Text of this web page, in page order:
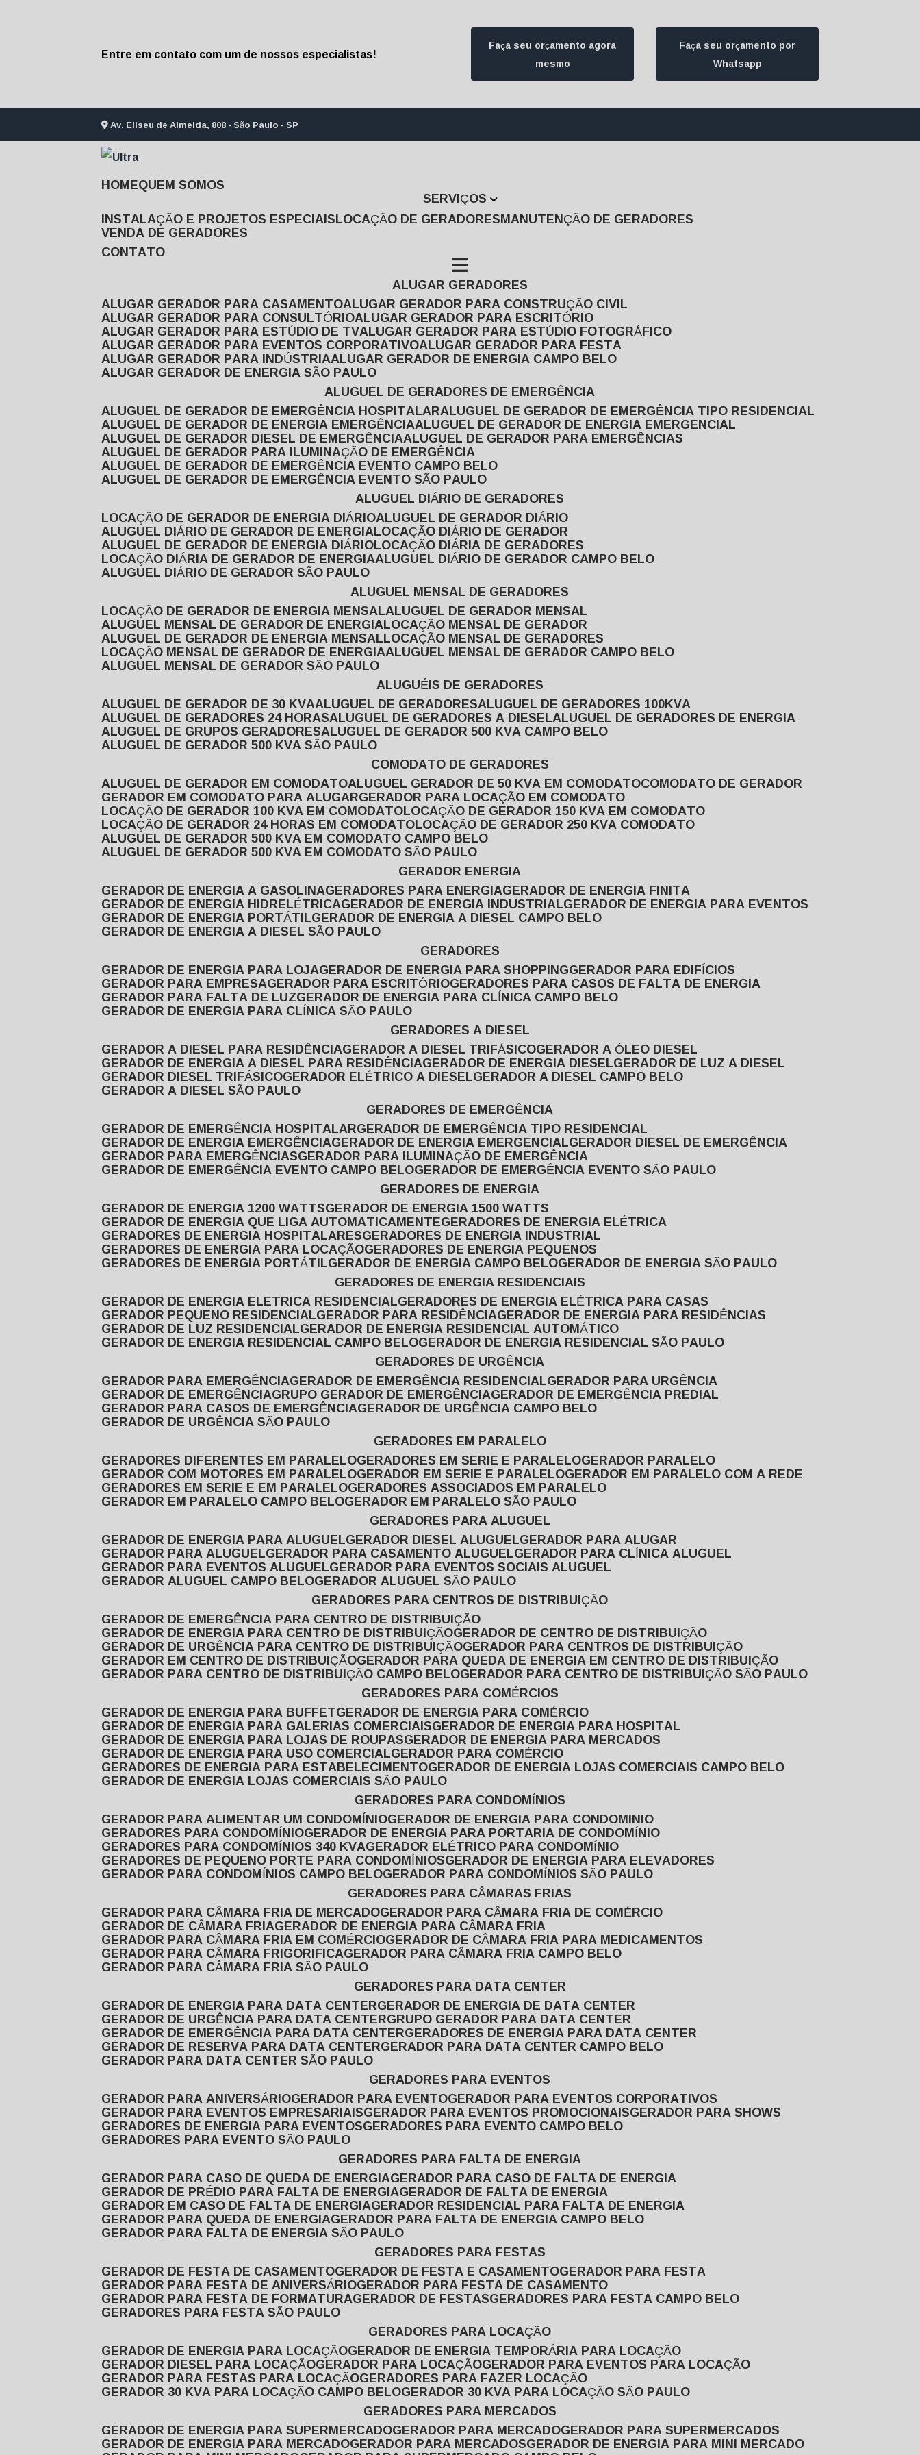
Entre em contato com um de nossos especialistas!
Faça seu orçamento agora
mesmo
Faça seu orçamento por
Whatsapp
Av. Eliseu de Almeida, 808 - São Paulo - SP
HOME QUEM SOMOS
SERVIÇOS
INSTALAÇÃO E PROJETOS ESPECIAIS LOCAÇÃO DE GERADORES MANUTENÇÃO DE GERADORES
VENDA DE GERADORES
CONTATO
ALUGAR GERADORES
ALUGAR GERADOR PARA CASAMENTO ALUGAR GERADOR PARA CONSTRUÇÃO CIVIL
ALUGAR GERADOR PARA CONSULTÓRIO ALUGAR GERADOR PARA ESCRITÓRIO
ALUGAR GERADOR PARA ESTÚDIO DE TV ALUGAR GERADOR PARA ESTÚDIO FOTOGRÁFICO
ALUGAR GERADOR PARA EVENTOS CORPORATIVO ALUGAR GERADOR PARA FESTA
ALUGAR GERADOR PARA INDÚSTRIA ALUGAR GERADOR DE ENERGIA CAMPO BELO
ALUGAR GERADOR DE ENERGIA SÃO PAULO
ALUGUEL DE GERADORES DE EMERGÊNCIA
ALUGUEL DE GERADOR DE EMERGÊNCIA HOSPITALAR ALUGUEL DE GERADOR DE EMERGÊNCIA TIPO RESIDENCIAL
ALUGUEL DE GERADOR DE ENERGIA EMERGÊNCIA ALUGUEL DE GERADOR DE ENERGIA EMERGENCIAL
ALUGUEL DE GERADOR DIESEL DE EMERGÊNCIA ALUGUEL DE GERADOR PARA EMERGÊNCIAS
ALUGUEL DE GERADOR PARA ILUMINAÇÃO DE EMERGÊNCIA
ALUGUEL DE GERADOR DE EMERGÊNCIA EVENTO CAMPO BELO
ALUGUEL DE GERADOR DE EMERGÊNCIA EVENTO SÃO PAULO
ALUGUEL DIÁRIO DE GERADORES
LOCAÇÃO DE GERADOR DE ENERGIA DIÁRIO ALUGUEL DE GERADOR DIÁRIO
ALUGUEL DIÁRIO DE GERADOR DE ENERGIA LOCAÇÃO DIÁRIO DE GERADOR
ALUGUEL DE GERADOR DE ENERGIA DIÁRIO LOCAÇÃO DIÁRIA DE GERADORES
LOCAÇÃO DIÁRIA DE GERADOR DE ENERGIA ALUGUEL DIÁRIO DE GERADOR CAMPO BELO
ALUGUEL DIÁRIO DE GERADOR SÃO PAULO
ALUGUEL MENSAL DE GERADORES
LOCAÇÃO DE GERADOR DE ENERGIA MENSAL ALUGUEL DE GERADOR MENSAL
ALUGUEL MENSAL DE GERADOR DE ENERGIA LOCAÇÃO MENSAL DE GERADOR
ALUGUEL DE GERADOR DE ENERGIA MENSAL LOCAÇÃO MENSAL DE GERADORES
LOCAÇÃO MENSAL DE GERADOR DE ENERGIA ALUGUEL MENSAL DE GERADOR CAMPO BELO
ALUGUEL MENSAL DE GERADOR SÃO PAULO
ALUGUÉIS DE GERADORES
ALUGUEL DE GERADOR DE 30 KVA ALUGUEL DE GERADORES ALUGUEL DE GERADORES 100KVA
ALUGUEL DE GERADORES 24 HORAS ALUGUEL DE GERADORES A DIESEL ALUGUEL DE GERADORES DE ENERGIA
ALUGUEL DE GRUPOS GERADORES ALUGUEL DE GERADOR 500 KVA CAMPO BELO
ALUGUEL DE GERADOR 500 KVA SÃO PAULO
COMODATO DE GERADORES
ALUGUEL DE GERADOR EM COMODATO ALUGUEL GERADOR DE 50 KVA EM COMODATO COMODATO DE GERADOR
GERADOR EM COMODATO PARA ALUGAR GERADOR PARA LOCAÇÃO EM COMODATO
LOCAÇÃO DE GERADOR 100 KVA EM COMODATO LOCAÇÃO DE GERADOR 150 KVA EM COMODATO
LOCAÇÃO DE GERADOR 24 HORAS EM COMODATO LOCAÇÃO DE GERADOR 250 KVA COMODATO
ALUGUEL DE GERADOR 500 KVA EM COMODATO CAMPO BELO
ALUGUEL DE GERADOR 500 KVA EM COMODATO SÃO PAULO
GERADOR ENERGIA
GERADOR DE ENERGIA A GASOLINA GERADORES PARA ENERGIA GERADOR DE ENERGIA FINITA
GERADOR DE ENERGIA HIDRELÉTRICA GERADOR DE ENERGIA INDUSTRIAL GERADOR DE ENERGIA PARA EVENTOS
GERADOR DE ENERGIA PORTÁTIL GERADOR DE ENERGIA A DIESEL CAMPO BELO
GERADOR DE ENERGIA A DIESEL SÃO PAULO
GERADORES
GERADOR DE ENERGIA PARA LOJA GERADOR DE ENERGIA PARA SHOPPING GERADOR PARA EDIFÍCIOS
GERADOR PARA EMPRESA GERADOR PARA ESCRITÓRIO GERADORES PARA CASOS DE FALTA DE ENERGIA
GERADOR PARA FALTA DE LUZ GERADOR DE ENERGIA PARA CLÍNICA CAMPO BELO
GERADOR DE ENERGIA PARA CLÍNICA SÃO PAULO
GERADORES A DIESEL
GERADOR A DIESEL PARA RESIDÊNCIA GERADOR A DIESEL TRIFÁSICO GERADOR A ÓLEO DIESEL
GERADOR DE ENERGIA A DIESEL PARA RESIDÊNCIA GERADOR DE ENERGIA DIESEL GERADOR DE LUZ A DIESEL
GERADOR DIESEL TRIFÁSICO GERADOR ELÉTRICO A DIESEL GERADOR A DIESEL CAMPO BELO
GERADOR A DIESEL SÃO PAULO
GERADORES DE EMERGÊNCIA
GERADOR DE EMERGÊNCIA HOSPITALAR GERADOR DE EMERGÊNCIA TIPO RESIDENCIAL
GERADOR DE ENERGIA EMERGÊNCIA GERADOR DE ENERGIA EMERGENCIAL GERADOR DIESEL DE EMERGÊNCIA
GERADOR PARA EMERGÊNCIAS GERADOR PARA ILUMINAÇÃO DE EMERGÊNCIA
GERADOR DE EMERGÊNCIA EVENTO CAMPO BELO GERADOR DE EMERGÊNCIA EVENTO SÃO PAULO
GERADORES DE ENERGIA
GERADOR DE ENERGIA 1200 WATTS GERADOR DE ENERGIA 1500 WATTS
GERADOR DE ENERGIA QUE LIGA AUTOMATICAMENTE GERADORES DE ENERGIA ELÉTRICA
GERADORES DE ENERGIA HOSPITALARES GERADORES DE ENERGIA INDUSTRIAL
GERADORES DE ENERGIA PARA LOCAÇÃO GERADORES DE ENERGIA PEQUENOS
GERADORES DE ENERGIA PORTÁTIL GERADOR DE ENERGIA CAMPO BELO GERADOR DE ENERGIA SÃO PAULO
GERADORES DE ENERGIA RESIDENCIAIS
GERADOR DE ENERGIA ELETRICA RESIDENCIAL GERADORES DE ENERGIA ELÉTRICA PARA CASAS
GERADOR PEQUENO RESIDENCIAL GERADOR PARA RESIDÊNCIA GERADOR DE ENERGIA PARA RESIDÊNCIAS
GERADOR DE LUZ RESIDENCIAL GERADOR DE ENERGIA RESIDENCIAL AUTOMÁTICO
GERADOR DE ENERGIA RESIDENCIAL CAMPO BELO GERADOR DE ENERGIA RESIDENCIAL SÃO PAULO
GERADORES DE URGÊNCIA
GERADOR PARA EMERGÊNCIA GERADOR DE EMERGÊNCIA RESIDENCIAL GERADOR PARA URGÊNCIA
GERADOR DE EMERGÊNCIA GRUPO GERADOR DE EMERGÊNCIA GERADOR DE EMERGÊNCIA PREDIAL
GERADOR PARA CASOS DE EMERGÊNCIA GERADOR DE URGÊNCIA CAMPO BELO
GERADOR DE URGÊNCIA SÃO PAULO
GERADORES EM PARALELO
GERADORES DIFERENTES EM PARALELO GERADORES EM SERIE E PARALELO GERADOR PARALELO
GERADOR COM MOTORES EM PARALELO GERADOR EM SERIE E PARALELO GERADOR EM PARALELO COM A REDE
GERADORES EM SERIE E EM PARALELO GERADORES ASSOCIADOS EM PARALELO
GERADOR EM PARALELO CAMPO BELO GERADOR EM PARALELO SÃO PAULO
GERADORES PARA ALUGUEL
GERADOR DE ENERGIA PARA ALUGUEL GERADOR DIESEL ALUGUEL GERADOR PARA ALUGAR
GERADOR PARA ALUGUEL GERADOR PARA CASAMENTO ALUGUEL GERADOR PARA CLÍNICA ALUGUEL
GERADOR PARA EVENTOS ALUGUEL GERADOR PARA EVENTOS SOCIAIS ALUGUEL
GERADOR ALUGUEL CAMPO BELO GERADOR ALUGUEL SÃO PAULO
GERADORES PARA CENTROS DE DISTRIBUIÇÃO
GERADOR DE EMERGÊNCIA PARA CENTRO DE DISTRIBUIÇÃO
GERADOR DE ENERGIA PARA CENTRO DE DISTRIBUIÇÃO GERADOR DE CENTRO DE DISTRIBUIÇÃO
GERADOR DE URGÊNCIA PARA CENTRO DE DISTRIBUIÇÃO GERADOR PARA CENTROS DE DISTRIBUIÇÃO
GERADOR EM CENTRO DE DISTRIBUIÇÃO GERADOR PARA QUEDA DE ENERGIA EM CENTRO DE DISTRIBUIÇÃO
GERADOR PARA CENTRO DE DISTRIBUIÇÃO CAMPO BELO GERADOR PARA CENTRO DE DISTRIBUIÇÃO SÃO PAULO
GERADORES PARA COMÉRCIOS
GERADOR DE ENERGIA PARA BUFFET GERADOR DE ENERGIA PARA COMÉRCIO
GERADOR DE ENERGIA PARA GALERIAS COMERCIAIS GERADOR DE ENERGIA PARA HOSPITAL
GERADOR DE ENERGIA PARA LOJAS DE ROUPAS GERADOR DE ENERGIA PARA MERCADOS
GERADOR DE ENERGIA PARA USO COMERCIAL GERADOR PARA COMÉRCIO
GERADORES DE ENERGIA PARA ESTABELECIMENTO GERADOR DE ENERGIA LOJAS COMERCIAIS CAMPO BELO
GERADOR DE ENERGIA LOJAS COMERCIAIS SÃO PAULO
GERADORES PARA CONDOMÍNIOS
GERADOR PARA ALIMENTAR UM CONDOMÍNIO GERADOR DE ENERGIA PARA CONDOMINIO
GERADORES PARA CONDOMÍNIO GERADOR DE ENERGIA PARA PORTARIA DE CONDOMÍNIO
GERADORES PARA CONDOMÍNIOS 340 KVA GERADOR ELÉTRICO PARA CONDOMÍNIO
GERADORES DE PEQUENO PORTE PARA CONDOMÍNIOS GERADOR DE ENERGIA PARA ELEVADORES
GERADOR PARA CONDOMÍNIOS CAMPO BELO GERADOR PARA CONDOMÍNIOS SÃO PAULO
GERADORES PARA CÂMARAS FRIAS
GERADOR PARA CÂMARA FRIA DE MERCADO GERADOR PARA CÂMARA FRIA DE COMÉRCIO
GERADOR DE CÂMARA FRIA GERADOR DE ENERGIA PARA CÂMARA FRIA
GERADOR PARA CÂMARA FRIA EM COMÉRCIO GERADOR DE CÂMARA FRIA PARA MEDICAMENTOS
GERADOR PARA CÂMARA FRIGORIFICA GERADOR PARA CÂMARA FRIA CAMPO BELO
GERADOR PARA CÂMARA FRIA SÃO PAULO
GERADORES PARA DATA CENTER
GERADOR DE ENERGIA PARA DATA CENTER GERADOR DE ENERGIA DE DATA CENTER
GERADOR DE URGÊNCIA PARA DATA CENTER GRUPO GERADOR PARA DATA CENTER
GERADOR DE EMERGÊNCIA PARA DATA CENTER GERADORES DE ENERGIA PARA DATA CENTER
GERADOR DE RESERVA PARA DATA CENTER GERADOR PARA DATA CENTER CAMPO BELO
GERADOR PARA DATA CENTER SÃO PAULO
GERADORES PARA EVENTOS
GERADOR PARA ANIVERSÁRIO GERADOR PARA EVENTO GERADOR PARA EVENTOS CORPORATIVOS
GERADOR PARA EVENTOS EMPRESARIAIS GERADOR PARA EVENTOS PROMOCIONAIS GERADOR PARA SHOWS
GERADORES DE ENERGIA PARA EVENTOS GERADORES PARA EVENTO CAMPO BELO
GERADORES PARA EVENTO SÃO PAULO
GERADORES PARA FALTA DE ENERGIA
GERADOR PARA CASO DE QUEDA DE ENERGIA GERADOR PARA CASO DE FALTA DE ENERGIA
GERADOR DE PRÉDIO PARA FALTA DE ENERGIA GERADOR DE FALTA DE ENERGIA
GERADOR EM CASO DE FALTA DE ENERGIA GERADOR RESIDENCIAL PARA FALTA DE ENERGIA
GERADOR PARA QUEDA DE ENERGIA GERADOR PARA FALTA DE ENERGIA CAMPO BELO
GERADOR PARA FALTA DE ENERGIA SÃO PAULO
GERADORES PARA FESTAS
GERADOR DE FESTA DE CASAMENTO GERADOR DE FESTA E CASAMENTO GERADOR PARA FESTA
GERADOR PARA FESTA DE ANIVERSÁRIO GERADOR PARA FESTA DE CASAMENTO
GERADOR PARA FESTA DE FORMATURA GERADOR DE FESTAS GERADORES PARA FESTA CAMPO BELO
GERADORES PARA FESTA SÃO PAULO
GERADORES PARA LOCAÇÃO
GERADOR DE ENERGIA PARA LOCAÇÃO GERADOR DE ENERGIA TEMPORÁRIA PARA LOCAÇÃO
GERADOR DIESEL PARA LOCAÇÃO GERADOR PARA LOCAÇÃO GERADOR PARA EVENTOS PARA LOCAÇÃO
GERADOR PARA FESTAS PARA LOCAÇÃO GERADORES PARA FAZER LOCAÇÃO
GERADOR 30 KVA PARA LOCAÇÃO CAMPO BELO GERADOR 30 KVA PARA LOCAÇÃO SÃO PAULO
GERADORES PARA MERCADOS
GERADOR DE ENERGIA PARA SUPERMERCADO GERADOR PARA MERCADO GERADOR PARA SUPERMERCADOS
GERADOR DE ENERGIA PARA MERCADO GERADOR PARA MERCADOS GERADOR DE ENERGIA PARA MINI MERCADO